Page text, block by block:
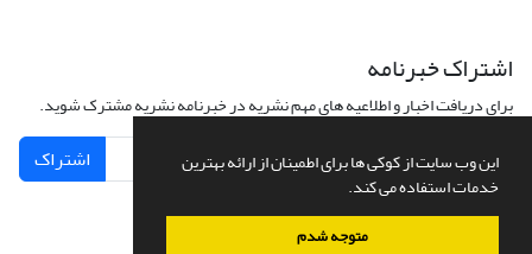
این وب سایت از کوکی ها برای اطمینان از ارائه بهترین
خدمات استفاده می کند.
متوجه شدم
اشتراک خبرنامه
برای دریافت اخبار و اطلاعیه های مهم نشریه در خبرنامه نشریه مشترک شوید.
اشتراک